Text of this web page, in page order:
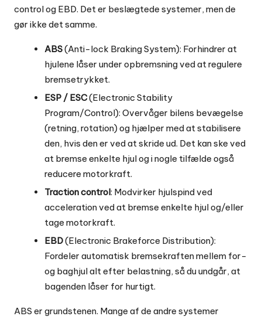
control og EBD. Det er beslægtede systemer, men de
gør ikke det samme.
ABS(Anti-lock Braking System): Forhindrer at
hjulene låser under opbremsning ved at regulere
bremsetrykket.
ESP / ESC(Electronic Stability
Program/Control): Overvåger bilens bevægelse
(retning, rotation) og hjælper med at stabilisere
den, hvis den er ved at skride ud. Det kan ske ved
at bremse enkelte hjul og i nogle tilfælde også
reducere motorkraft.
Traction control: Modvirker hjulspind ved
acceleration ved at bremse enkelte hjul og/eller
tage motorkraft.
EBD(Electronic Brakeforce Distribution):
Fordeler automatisk bremsekraften mellem for-
og baghjul alt efter belastning, så du undgår, at
bagenden låser for hurtigt.
ABS er grundstenen. Mange af de andre systemer